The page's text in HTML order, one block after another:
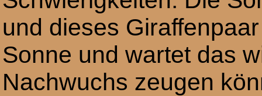
und dieses
Sonne und wartet das
Nachwuchs zeugen